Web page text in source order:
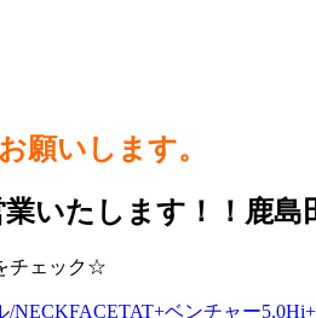
願いします。
いたします！！鹿
チェック☆
ベンチャー